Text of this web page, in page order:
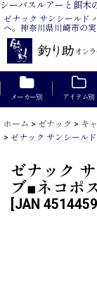
シーバスルアーと餌木
ゼナック サンシールド
へ。神奈川県川崎市の
メーカー別 アイテム別
ホーム > ゼナック > キ
> ゼナック サンシール
ゼナック
ブ■ネコポ
JAN